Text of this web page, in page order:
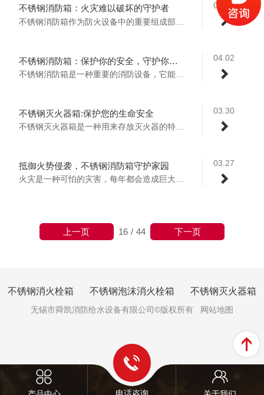
04.05
不锈钢消防箱：火灾难以破坏的守护者
04.02
不锈钢消防箱：保护你的安全，守护你的财富
不锈钢消防箱是一种重要的消防设备，它能有...
03.30
不锈钢灭火器箱:保护您的生命安全
不锈钢灭火器箱是一种用来存放灭火器的特殊...
03.27
抵御火势侵袭，不锈钢消防箱守护家园
火灾是一种可怕的灾害，每年都会造成巨大的...
16 / 44
上一页 下一页
不锈钢消火栓箱 不锈钢泡沫消火栓箱 不锈钢灭火器箱
无锡市舜凯消防给水设备有限公司©版权所有 网站地图
电话咨询